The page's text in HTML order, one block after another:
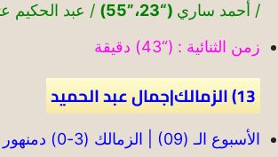
/ أحمد ساري (“23،”55)
/ عبد الحكيم
زمن الثنائية : (“43) دقيقة
13) الزمالك|جمال عبد الحميد
الأسبوع الـ (09) | الزمالك (3-0) دمنهور